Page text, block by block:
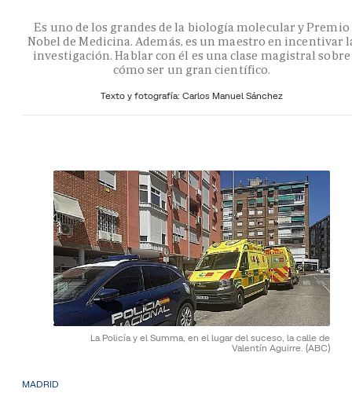
Es uno de los grandes de la biología molecular y Premio
Nobel de Medicina. Además, es un maestro en incentivar
investigación. Hablar con él es una clase magistral sobre
cómo ser un gran científico.
Texto y fotografía: Carlos Manuel Sánchez
La Policía y el Summa, en el lugar del suceso, la calle de
Valentín Aguirre. (ABC)
MADRID